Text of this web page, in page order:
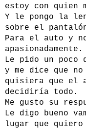
estoy con quien
Y le pongo la
sobre el
Para el auto y
apasionadamente.
Le pido un poco
y me dice que
quisiera que el
decidiría todo.
Me gusto su
Le digo bueno
lugar que